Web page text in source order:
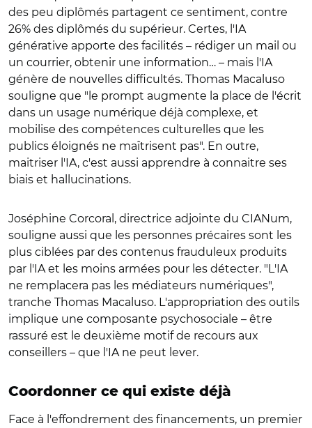
des peu diplômés partagent ce sentiment, contre
26% des diplômés du supérieur. Certes, l'IA
générative apporte des facilités – rédiger un mail ou
un courrier, obtenir une information… – mais l'IA
génère de nouvelles difficultés. Thomas Macaluso
souligne que "le prompt augmente la place de l'écrit
dans un usage numérique déjà complexe, et
mobilise des compétences culturelles que les
publics éloignés ne maîtrisent pas". En outre,
maitriser l'IA, c'est aussi apprendre à connaitre ses
biais et hallucinations.
Joséphine Corcoral, directrice adjointe du CIANum,
souligne aussi que les personnes précaires sont les
plus ciblées par des contenus frauduleux produits
par l'IA et les moins armées pour les détecter. "L'IA
ne remplacera pas les médiateurs numériques",
tranche Thomas Macaluso. L'appropriation des outils
implique une composante psychosociale – être
rassuré est le deuxième motif de recours aux
conseillers – que l'IA ne peut lever.
Coordonner ce qui existe déjà
Face à l'effondrement des financements, un premier